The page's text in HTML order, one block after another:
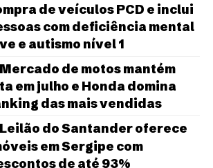
de veículos PCD e inclui
com deficiência mental
e autismo nível 1
Mercado de motos mantém
em julho e Honda domina
das mais vendidas
Leilão do Santander oferece
em Sergipe com
de até 93%